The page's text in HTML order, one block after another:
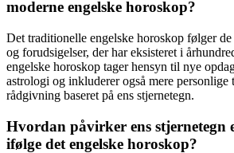
moderne engelske horoskop?
Det traditionelle engelske horoskop følger
og forudsigelser, der har eksisteret i
engelske horoskop tager hensyn til nye
astrologi og inkluderer også mere personlige
rådgivning baseret på ens stjernetegn.
Hvordan påvirker ens stjernetegn
ifølge det engelske horoskop?